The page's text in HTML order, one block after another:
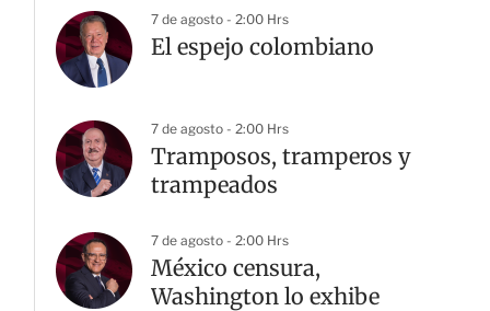
7 de agosto - 2:00 Hrs
El espejo colombiano
7 de agosto - 2:00 Hrs
Tramposos, tramperos y
trampeados
7 de agosto - 2:00 Hrs
México censura,
Washington lo exhibe